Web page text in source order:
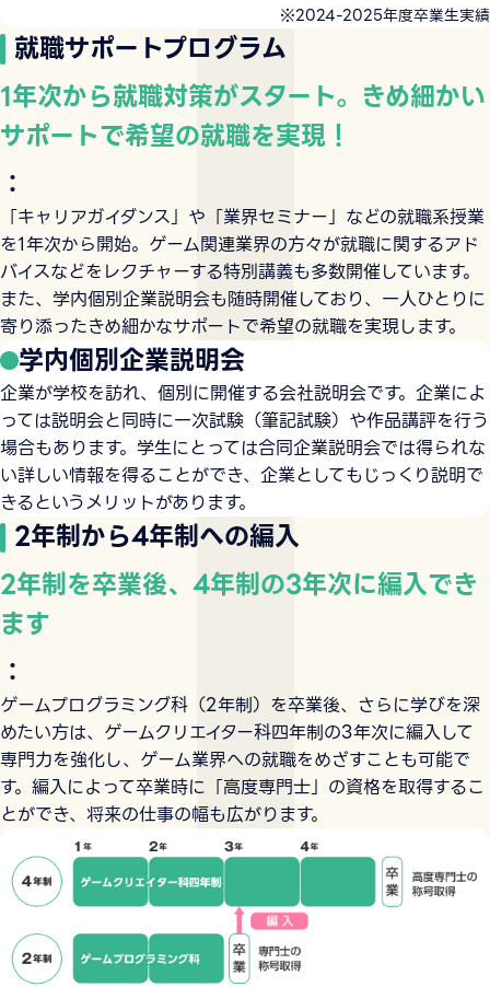
※2024-2025年度卒業生実績
就職サポートプログラム
：
1年次から就職対策がスタート。きめ細かい
サポートで希望の就職を実現！
「キャリアガイダンス」や「業界セミナー」などの就職系授業
を1年次から開始。ゲーム関連業界の方々が就職に関するアド
バイスなどをレクチャーする特別講義も多数開催しています。
また、学内個別企業説明会も随時開催しており、一人ひとりに
寄り添ったきめ細かなサポートで希望の就職を実現します。
学内個別企業説明会
企業が学校を訪れ、個別に開催する会社説明会です。企業によ
っては説明会と同時に一次試験（筆記試験）や作品講評を行う
場合もあります。学生にとっては合同企業説明会では得られな
い詳しい情報を得ることができ、企業としてもじっくり説明で
きるというメリットがあります。
2年制から4年制への編入
：
2年制を卒業後、4年制の3年次に編入でき
ます
ゲームプログラミング科（2年制）を卒業後、さらに学びを深
めたい方は、ゲームクリエイター科四年制の3年次に編入して
専門力を強化し、ゲーム業界への就職をめざすことも可能で
す。編入によって卒業時に「高度専門士」の資格を取得するこ
とができ、将来の仕事の幅も広がります。